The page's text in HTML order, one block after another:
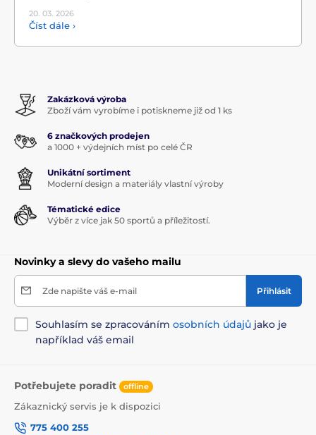
20. 03. 2026
Číst dále ›
Zakázková výroba
Zboží vám vyrobíme i potiskneme již od 1 ks
6 značkových prodejen
a 1000 + výdejních míst po celé ČR
Unikátní sortiment
Moderní design a materiály vlastní výroby
Tématické edice
Výběr z více jak 50 sportů a příležitostí.
Novinky a slevy do vašeho mailu
Zde napište váš e-mail Přihlásit
Souhlasím se zpracováním osobních údajů jako je
například váš email
Potřebujete poradit offline
Zákaznický servis je k dispozici
775 400 255